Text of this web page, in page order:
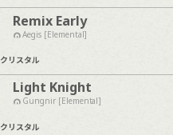
Remix Early
Aegis [Elemental]
クリスタル
Light Knight
Gungnir [Elemental]
クリスタル